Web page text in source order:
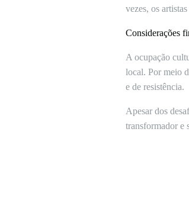
vezes, os
Considerações
A ocupação
local. Por meio
e de resistência.
Apesar dos
transformador e